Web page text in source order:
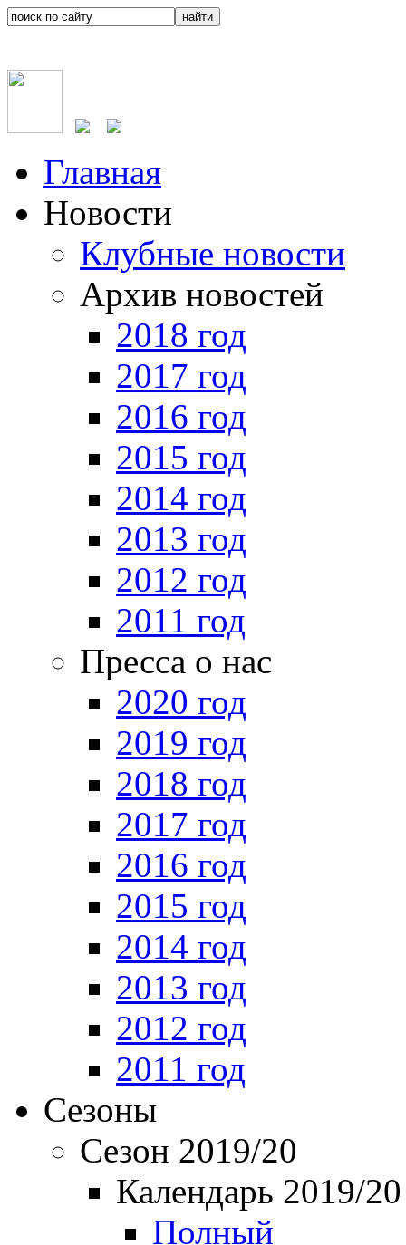
Главная
Новости
Клубные новости
Архив новостей
2018 год
2017 год
2016 год
2015 год
2014 год
2013 год
2012 год
2011 год
Пресса о нас
2020 год
2019 год
2018 год
2017 год
2016 год
2015 год
2014 год
2013 год
2012 год
2011 год
Сезоны
Сезон 2019/20
Календарь 2019/20
Полный